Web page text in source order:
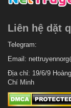
Chapter 38
Chapter 37
Chapter 36
Chapter 35
Chapter 34
Liên hệ dặt
Telegram:
Email:
Địa chỉ: 19/6/9
Chí Minh